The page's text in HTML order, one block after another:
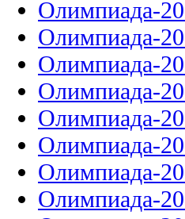
Олимпиада-
Олимпиада-
Олимпиада-
Олимпиада-
Олимпиада-
Олимпиада-
Олимпиада-
Олимпиада-